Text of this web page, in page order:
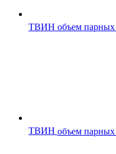
ТВИН объем
ТВИН объем